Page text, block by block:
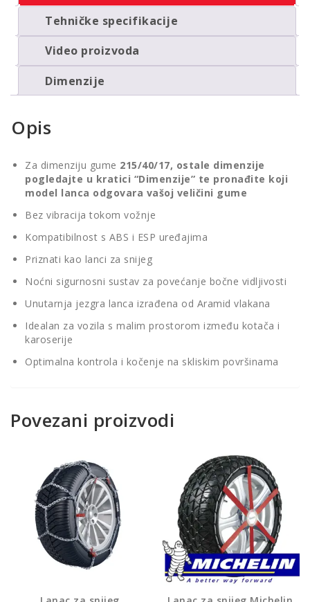
Tehničke specifikacije
Video proizvoda
Dimenzije
Opis
Za dimenziju gume 215/40/17, ostale dimenzije
pogledajte u kratici “Dimenzije” te pronađite koji
model lanca odgovara vašoj veličini gume
Bez vibracija tokom vožnje
Kompatibilnost s ABS i ESP uređajima
Priznati kao lanci za snijeg
Noćni sigurnosni sustav za povećanje bočne vidljivosti
Unutarnja jezgra lanca izrađena od Aramid vlakana
Idealan za vozila s malim prostorom između kotača i
karoserije
Optimalna kontrola i kočenje na skliskim površinama
Povezani proizvodi